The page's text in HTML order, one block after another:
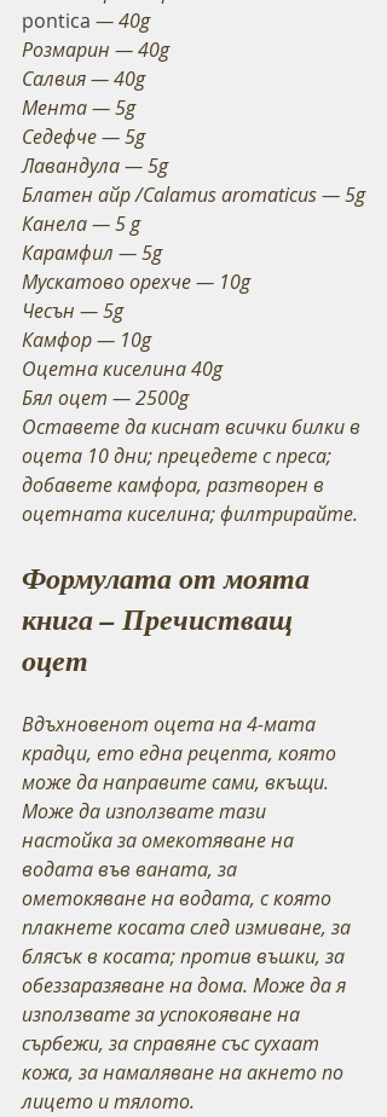
pontica — 40g
Розмарин — 40g
Салвия — 40g
Мента — 5g
Седефче — 5g
Лавандула — 5g
Блатен айр /Cala­mus aro­mati­cus — 5g
Канела — 5 g
Карамфил — 5g
Мускатово орехче — 10g
Чесън — 5g
Камфор — 10g
Оцетна киселина 40g
Бял оцет — 2500g
Оставете да киснат всички билки в
оцета 10 дни; прецедете с преса;
добавете камфора, разтворен в
оцетната киселина; филтрирайте.
Формулата от моята
книга – Пречистващ
оцет
Вдъхновенот оцета на 4-мата
крадци, ето една рецепта, която
може да направите сами, вкъщи.
Може да използвате тази
настойка за омекотяване на
водата във ваната, за
ометокяване на водата, с която
плакнете косата след измиване, за
блясък в косата; против въшки, за
обеззаразяване на дома. Може да я
използвате за успокояване на
сърбежи, за справяне със сухаат
кожа, за намаляване на акнето по
лицето и тялото.